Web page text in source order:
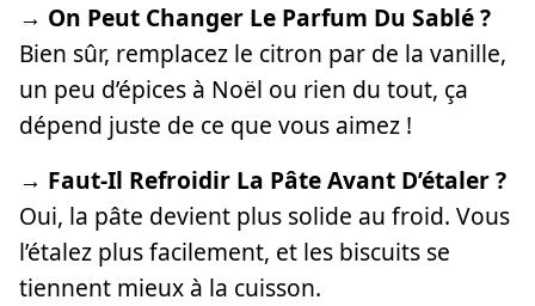
→ On Peut Changer Le Parfum Du Sablé ?
Bien sûr, remplacez le citron par de la vanille,
un peu d’épices à Noël ou rien du tout, ça
dépend juste de ce que vous aimez !
→ Faut-Il Refroidir La Pâte Avant D’étaler ?
Oui, la pâte devient plus solide au froid. Vous
l’étalez plus facilement, et les biscuits se
tiennent mieux à la cuisson.